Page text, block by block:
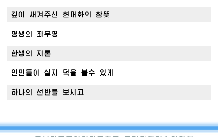
깊이 새겨주신 현대화의 참뜻
평생의 좌우명
한생의 지론
인민들이 실지 덕을 볼수 있게
하나의 선반을 보시고